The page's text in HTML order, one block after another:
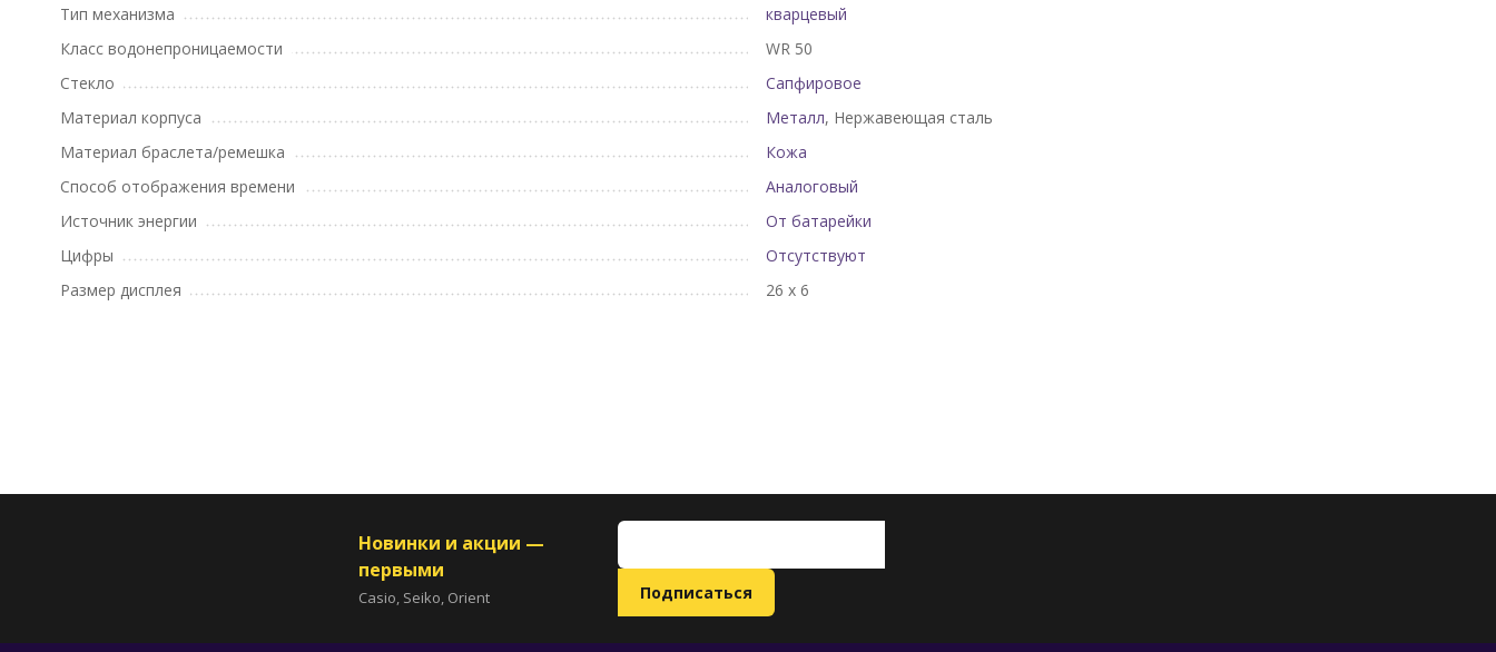
Тип механизма
кварцевый
Класс водонепроницаемости
WR 50
Стекло
Сапфировое
Материал корпуса
Металл, Нержавеющая сталь
Материал браслета/ремешка
Кожа
Способ отображения времени
Аналоговый
Источник энергии
От батарейки
Цифры
Отсутствуют
Размер дисплея
26 х 6
Новинки и акции —
первыми
Casio, Seiko, Orient